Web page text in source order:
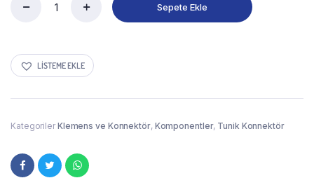
Sepete Ekle
LISTEME EKLE
Kategoriler Klemens ve Konnektör, Komponentler, Tunik Konnektör